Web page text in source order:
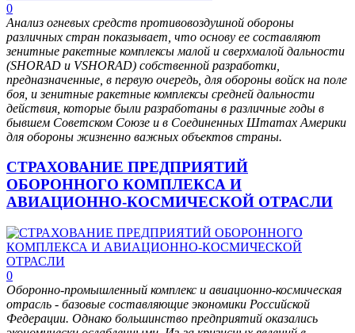
0
Анализ огневых средств противовоздушной обороны
различных стран показывает, что основу ее составляют
зенитные ракетные комплексы малой и сверхмалой дальности
(SHORAD и VSHORAD) собственной разработки,
предназначенные, в первую очередь, для обороны войск на поле
боя, и зенитные ракетные комплексы средней дальности
действия, которые были разработаны в различные годы в
бывшем Советском Союзе и в Соединенных Штатах Америки
для обороны жизненно важных объектов страны.
СТРАХОВАНИЕ ПРЕДПРИЯТИЙ
ОБОРОННОГО КОМПЛЕКСА И
АВИАЦИОННО-КОСМИЧЕСКОЙ ОТРАСЛИ
0
Оборонно-промышленный комплекс и авиационно-космическая
отрасль - базовые составляющие экономики Российской
Федерации. Однако большинство предприятий оказались